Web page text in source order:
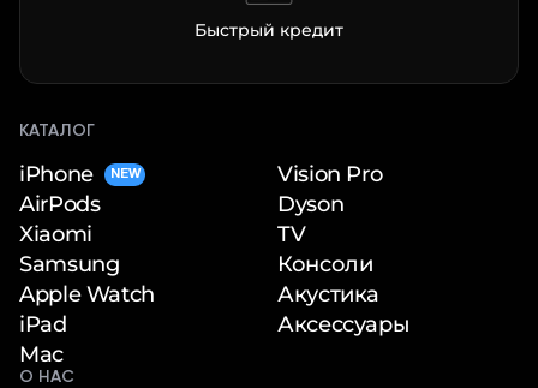
Быстрый кредит
КАТАЛОГ
iPhone NEW
AirPods
Xiaomi
Samsung
Apple Watch
iPad
Mac
Vision Pro
Dyson
TV
Консоли
Акустика
Аксессуары
О НАС